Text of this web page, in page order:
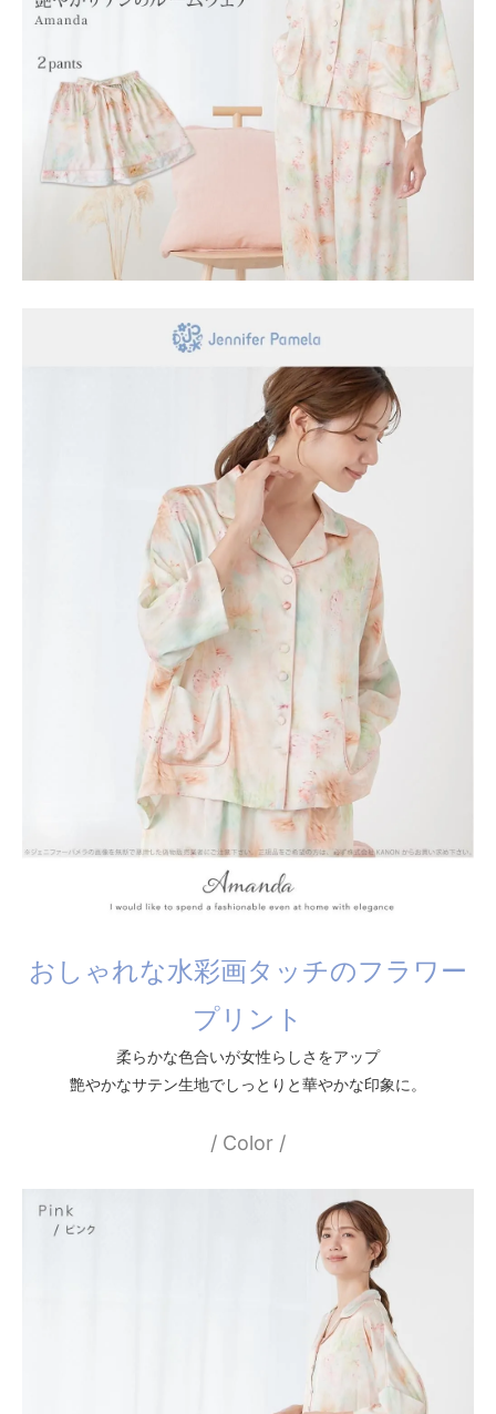
おしゃれな水彩画タッチのフラワー
プリント
柔らかな色合いが女性らしさをアップ
艶やかなサテン生地でしっとりと華やかな印象に。
/ Color /